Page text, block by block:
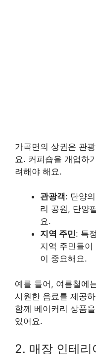
가곡면의 상권은 관
요. 커피숍을 개업하
려해야 해요.
관광객: 단양
리 공원, 단양
요.
지역 주민: 특
지역 주민들이
이 중요해요.
예를 들어, 여름철에
시원한 음료를 제공
함께 베이커리 상품
있어요.
2. 매장 인테